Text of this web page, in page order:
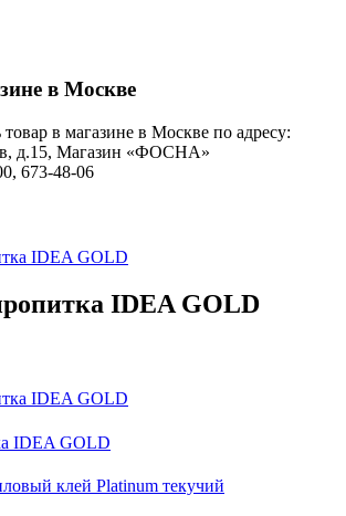
в Москве
в магазине в Москве по адресу:
д.15, Магазин «ФОСНА»
673-48-06
IDEA GOLD
IDEA GOLD